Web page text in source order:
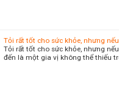
Tỏi rất tốt cho sức khỏe, nhưng
Tỏi rất tốt cho sức khỏe, nhưng
đến là một gia vị không thể thiếu